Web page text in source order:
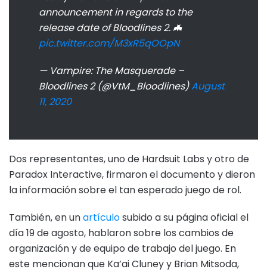
announcement in regards to the
release date of Bloodlines 2. 🦇
pic.twitter.com/M3xR5qOOpN
— Vampire: The Masquerade –
Bloodlines 2 (@VtM_Bloodlines)August
11, 2020
Dos representantes, uno de Hardsuit Labs y otro de
Paradox Interactive, firmaron el documento y dieron
la información sobre el tan esperado juego de rol.
También, en unartículosubido a su página oficial el
día 19 de agosto, hablaron sobre los cambios de
organización y de equipo de trabajo del juego. En
este mencionan que Ka’ai Cluney y Brian Mitsoda,